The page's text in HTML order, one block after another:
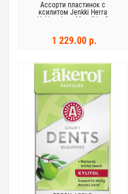
Ассорти пластинок с
ксилитом Jenkki Herra
Hakkarainen Mansikka &
1 229.00 р.